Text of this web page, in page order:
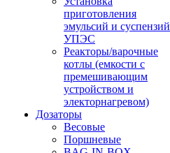
приготовления
эмульсий и суспензий
УПЭС
Реакторы/варочные
котлы (емкости с
премешивающим
устройством и
электорнагревом)
Дозаторы
Весовые
Поршневые